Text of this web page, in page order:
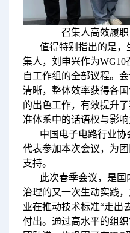
召集人高效履
值得特别指出的是，
集人，刘申兴作为
自工作组的全部议程。
清晰，整体效率获得各
的出色工作，有效提升
准体系中的话语权与影响
中国电子电路行业
代表参加本次会议，为
支持。
此次春季会议，是
治理的又一次生动实践
业在推动技术标准“走出
付出。通过高水平的组